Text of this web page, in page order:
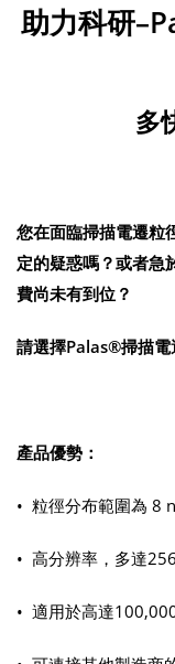
助力科研
多
您在面臨掃描電遷粒
定的疑惑嗎？或者急
費尚未有到位？
請選擇Palas®掃描電
產品優勢：
• 粒徑分布範圍為 8
• 高分辨率，多達
• 適用於高達